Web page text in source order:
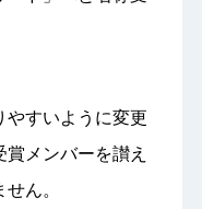
やすいように変更
メンバーを讃え
ん。